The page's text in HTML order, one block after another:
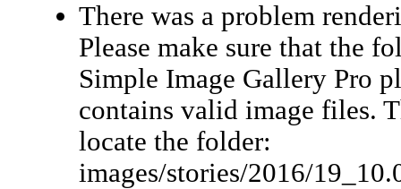
There was a problem
Please make sure that the
Simple Image Gallery Pro
contains valid image files.
locate the folder:
images/stories/2016/